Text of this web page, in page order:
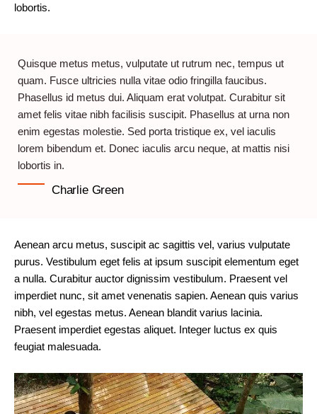
lobortis.
Quisque metus metus, vulputate ut rutrum nec, tempus ut
quam. Fusce ultricies nulla vitae odio fringilla faucibus.
Phasellus id metus dui. Aliquam erat volutpat. Curabitur sit
amet felis vitae nibh facilisis suscipit. Phasellus at urna non
enim egestas molestie. Sed porta tristique ex, vel iaculis
lorem bibendum et. Donec iaculis arcu neque, at mattis nisi
lobortis in.
Charlie Green
Aenean arcu metus, suscipit ac sagittis vel, varius vulputate
purus. Vestibulum eget felis at ipsum suscipit elementum eget
a nulla. Curabitur auctor dignissim vestibulum. Praesent vel
imperdiet nunc, sit amet venenatis sapien. Aenean quis varius
nibh, vel egestas metus. Aenean blandit varius lacinia.
Praesent imperdiet egestas aliquet. Integer luctus ex quis
feugiat malesuada.